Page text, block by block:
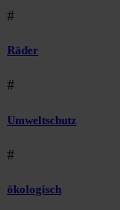
#
Räder
#
Umweltschutz
#
ökologisch